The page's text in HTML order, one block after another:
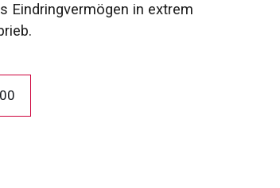
Eindringvermögen in extrem